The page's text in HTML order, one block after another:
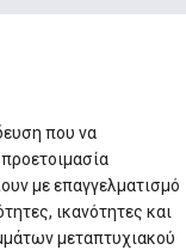
που να
με επαγγελματισμό
ικανότητες και
μεταπτυχιακού